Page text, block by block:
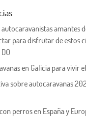
autocaravanistas amantes
para disfrutar de estos
en Galicia para vivir
sobre autocaravanas
perros en España y